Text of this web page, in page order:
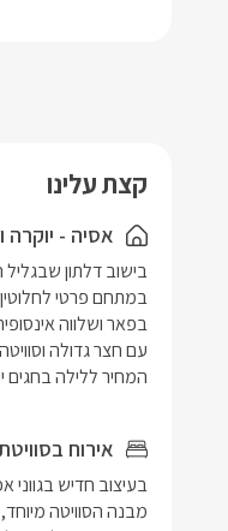
קצת עלינו
אסיה -
המחיר ללילה בחגים יולי ואוסט
אירוח